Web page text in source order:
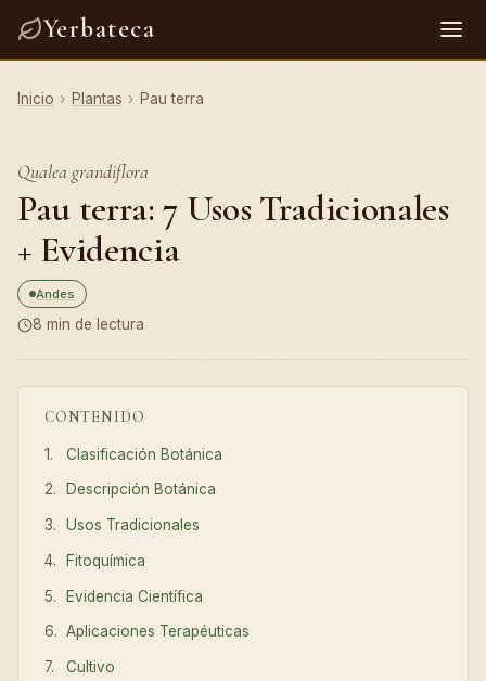
Yerbateca
Inicio › Plantas › Pau terra
Qualea grandiflora
Pau terra: 7 Usos Tradicionales
+ Evidencia
Andes
8 min de lectura
CONTENIDO
Clasificación Botánica
Descripción Botánica
Usos Tradicionales
Fitoquímica
Evidencia Científica
Aplicaciones Terapéuticas
Cultivo